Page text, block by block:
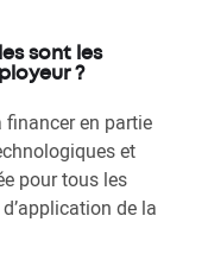
sont les
?
financer en partie
et
pour tous les
de la